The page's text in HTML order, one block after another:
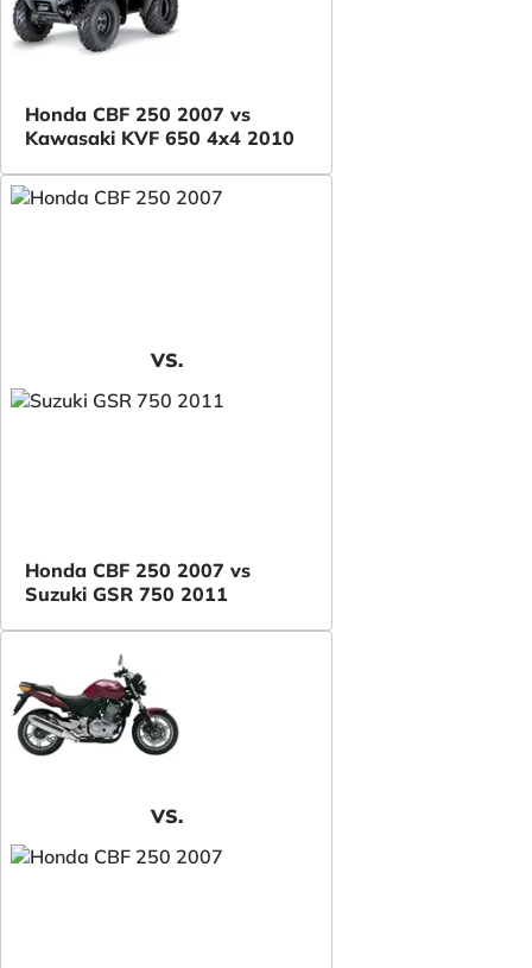
Honda CBF 250 2007 vs
Kawasaki KVF 650 4x4 2010
VS.
Honda CBF 250 2007 vs
Suzuki GSR 750 2011
VS.